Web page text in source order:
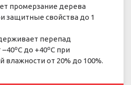
промерзание дерева
защитные свойства до 1
перепад
до +40ºС при
влажности от 20% до 100%.